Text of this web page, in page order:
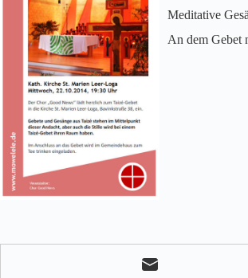
Meditative
An dem Gebet